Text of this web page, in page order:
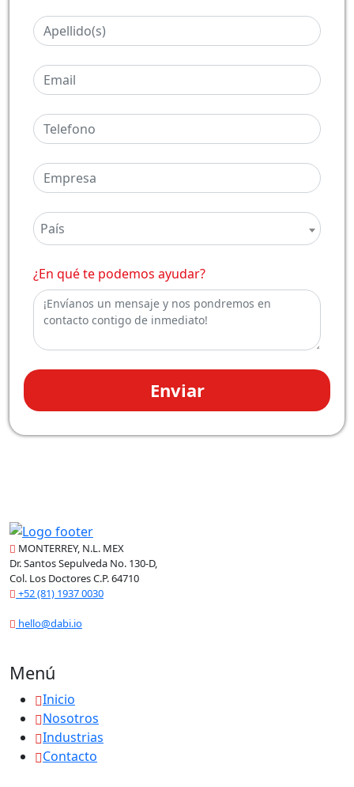
País
¿En qué te podemos ayudar?
Enviar
MONTERREY, N.L. MEX
Dr. Santos Sepulveda No. 130-D,
Col. Los Doctores C.P. 64710
+52 (81) 1937 0030
hello@dabi.io
Menú
Inicio
Nosotros
Industrias
Contacto